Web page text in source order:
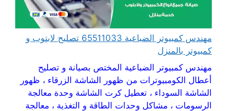
مهندس كمبيوتر الضباعية 65511033 تصليح لابتوب و
كمبيوتر بالمنزل
مهندس كمبيوتر الضباعية المختص بصيانة و تصليح
أعطال الكومبيوترات من ظهور الشاشة الزرقاء ، ظهور
الشاشة السوداء ، تعطيل كرت الشاشة وحدة معالجة
الرسومات ، مشاكل وحدات الطاقة و التغذية ، معالجة